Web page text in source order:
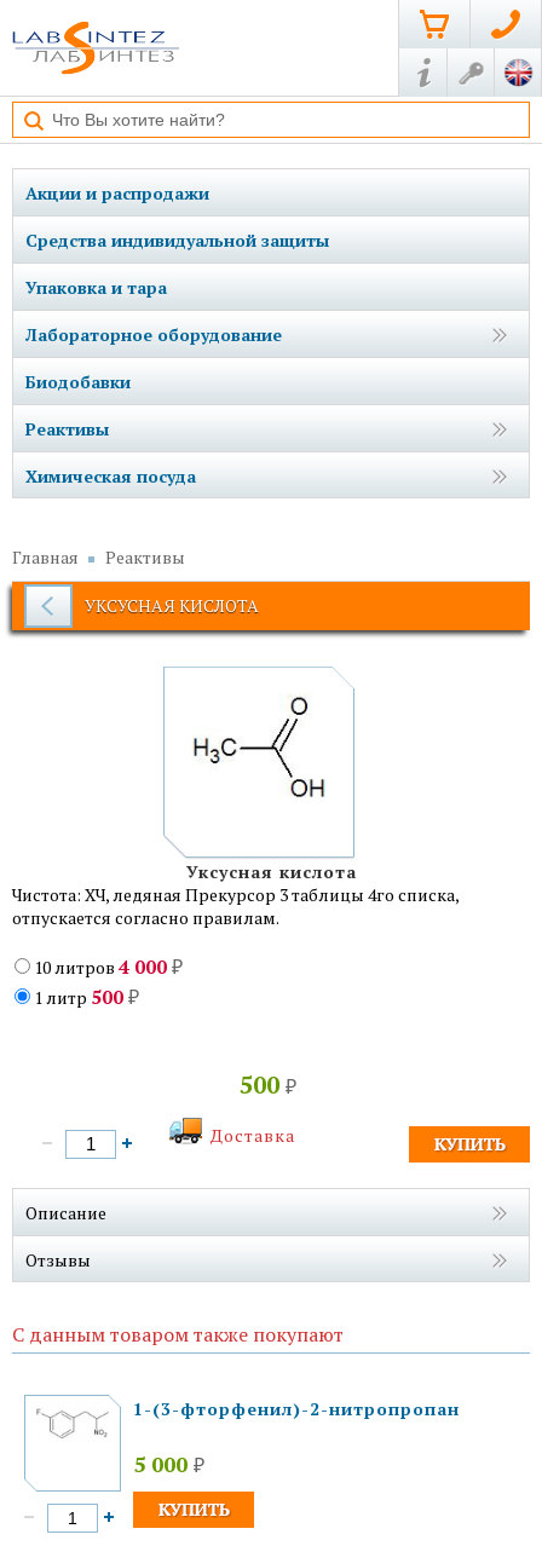
Акции и распродажи
Средства индивидуальной защиты
Упаковка и тара
Лабораторное оборудование
Биодобавки
Реактивы
Химическая посуда
Главная Реактивы
УКСУСНАЯ КИСЛОТА
Уксусная кислота
Чистота: ХЧ, ледяная Прекурсор 3 таблицы 4го списка,
отпускается согласно правилам.
10 литров 4 000 ₽
1 литр 500 ₽
500 ₽
Доставка
Описание
Отзывы
С данным товаром также покупают
1-(3-фторфенил)-2-нитропропан
5 000 ₽